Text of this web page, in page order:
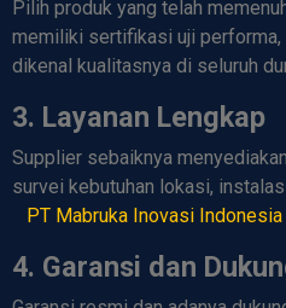
Pilih produk yang telah
memiliki sertifikasi uji
dikenal kualitasnya di seluruh
3. Layanan Lengkap
Supplier sebaiknya
survei kebutuhan lokasi,
PT Mabruka Inovasi Indonesia
4. Garansi dan